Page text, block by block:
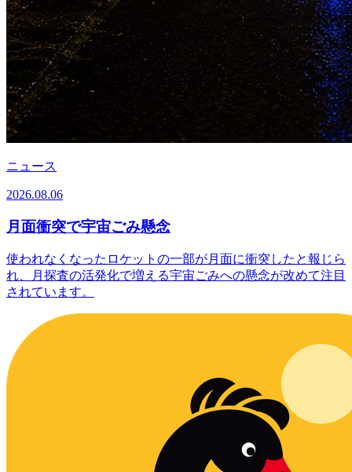
ニュース
2026.08.06
月面衝突で宇宙ごみ懸念
使われなくなったロケットの一部が月面に衝突したと報じら
れ、月探査の活発化で増える宇宙ごみへの懸念が改めて注目
されています。